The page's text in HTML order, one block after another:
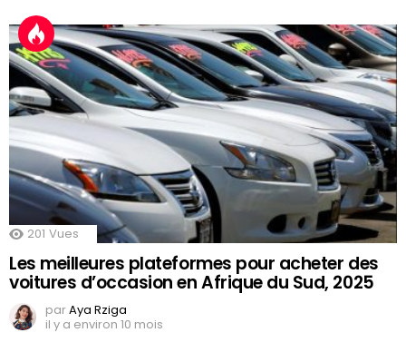
201 Vues
Les meilleures plateformes pour acheter des
voitures d’occasion en Afrique du Sud, 2025
parAya Rziga
il y a environ 10 mois